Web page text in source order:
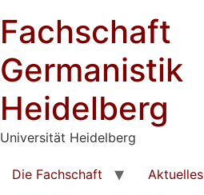
Inhalt
springen
Fachschaft
Germanistik
Heidelberg
Universität Heidelberg
Die Fachschaft Aktuelles